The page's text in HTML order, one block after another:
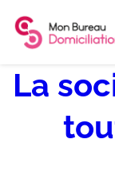
Contact
La